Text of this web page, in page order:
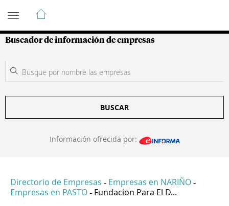
Guía de Empresas Colombianas
Buscador de información de empresas
BUSCAR
Información ofrecida por:
Directorio de Empresas - Empresas en NARIÑO -
Empresas en PASTO - Fundacion Para El D...